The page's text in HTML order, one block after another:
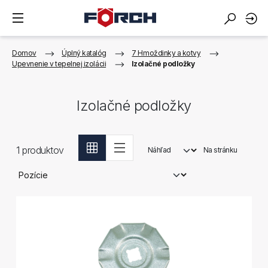
Domov Úplný katalóg
7 Hmoždinky a kotvy
Upevnenie v tepelnej izolácii
Izolačné podložky
Izolačné podložky
1 produktov Náhľad Na stránku